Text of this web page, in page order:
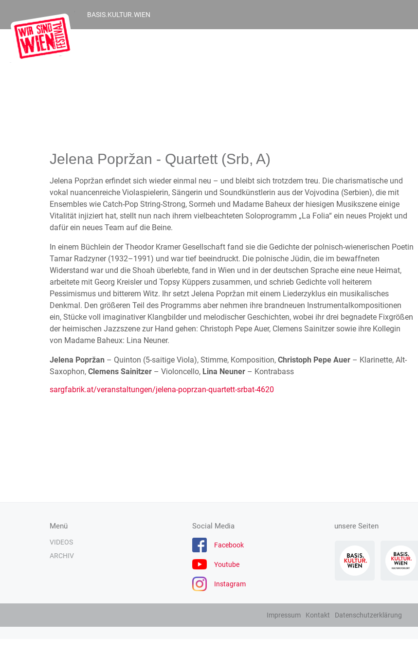
BASIS.KULTUR.WIEN
Jelena Popržan - Quartett (Srb, A)
Jelena Popržan erfindet sich wieder einmal neu – und bleibt sich trotzdem treu. Die charismatische und
vokal nuancenreiche Violaspielerin, Sängerin und Soundkünstlerin aus der Vojvodina (Serbien), die mit
Ensembles wie Catch-Pop String-Strong, Sormeh und Madame Baheux der hiesigen Musikszene einige
Vitalität injiziert hat, stellt nun nach ihrem vielbeachteten Soloprogramm „La Folia“ ein neues Projekt und
dafür ein neues Team auf die Beine.
In einem Büchlein der Theodor Kramer Gesellschaft fand sie die Gedichte der polnisch-wienerischen Poetin
Tamar Radzyner (1932–1991) und war tief beeindruckt. Die polnische Jüdin, die im bewaffneten
Widerstand war und die Shoah überlebte, fand in Wien und in der deutschen Sprache eine neue Heimat,
arbeitete mit Georg Kreisler und Topsy Küppers zusammen, und schrieb Gedichte voll heiterem
Pessimismus und bitterem Witz. Ihr setzt Jelena Popržan mit einem Liederzyklus ein musikalisches
Denkmal. Den größeren Teil des Programms aber nehmen ihre brandneuen Instrumentalkompositionen
ein, Stücke voll imaginativer Klangbilder und melodischer Geschichten, wobei ihr drei begnadete Fixgrößen
der heimischen Jazzszene zur Hand gehen: Christoph Pepe Auer, Clemens Sainitzer sowie ihre Kollegin
von Madame Baheux: Lina Neuner.
Jelena Popržan – Quinton (5-saitige Viola), Stimme, Komposition, Christoph Pepe Auer – Klarinette, Alt-
Saxophon, Clemens Sainitzer – Violoncello, Lina Neuner – Kontrabass
sargfabrik.at/veranstaltungen/jelena-poprzan-quartett-srbat-4620
Menü
VIDEOS
ARCHIV
Social Media
Facebook
Youtube
Instagram
unsere Seiten
Impressum Kontakt Datenschutzerklärung